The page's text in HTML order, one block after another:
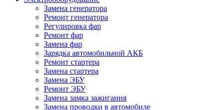
Замена генератора
Ремонт генератора
Регулировка фар
Ремонт фар
Замена фар
Зарядка автомобильной АКБ
Ремонт стартера
Замена стартера
Замена ЭБУ
Ремонт ЭБУ
Замена замка зажигания
Замена проводки в автомобиле